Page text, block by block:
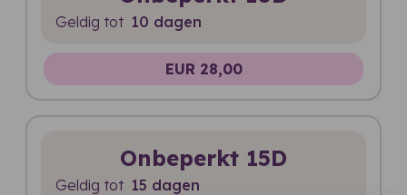
Geldig tot 10 dagen
EUR 28,00
Onbeperkt 15D
Geldig tot 15 dagen